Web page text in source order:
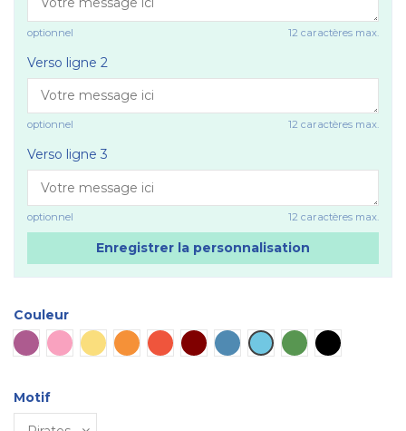
optionnel 12 caractères max.
Verso ligne 2
optionnel 12 caractères max.
Verso ligne 3
optionnel 12 caractères max.
Enregistrer la personnalisation
Couleur
Violet
Rose Jaune OrangeRouge MarronBleu Bleu cielVert Noir
Motif